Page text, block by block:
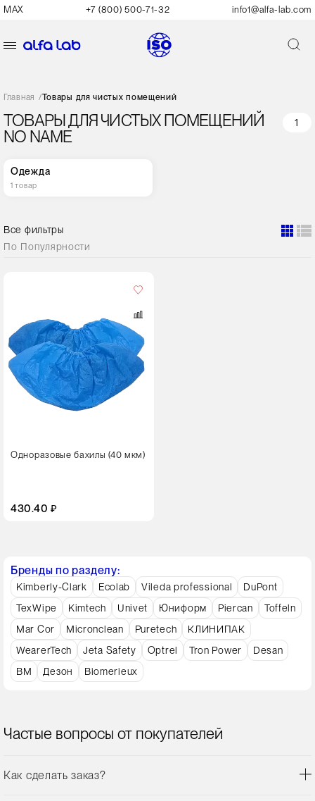
MAX +7 (800) 500-71-32 info1@alfa-lab.com
Главная /Товары для чистых помещений
ТОВАРЫ ДЛЯ ЧИСТЫХ ПОМЕЩЕНИЙ
NO NAME
1
Одежда
1 товар
Все фильтры
По Популярности
Одноразовые бахилы (40 мкм)
430.40 ₽
Бренды по разделу:
Kimberly-Clark Ecolab Vileda professional
DuPont
TexWipe
Kimtech Univet Юниформ Piercan
Toffeln
Mar Cor
Micronclean Puretech
КЛИНИПАК
WearerTech
Jeta Safety Optrel Tron Power
Desan
ВМ
Дезон Biomerieux
Частые вопросы от покупателей
Как сделать заказ?